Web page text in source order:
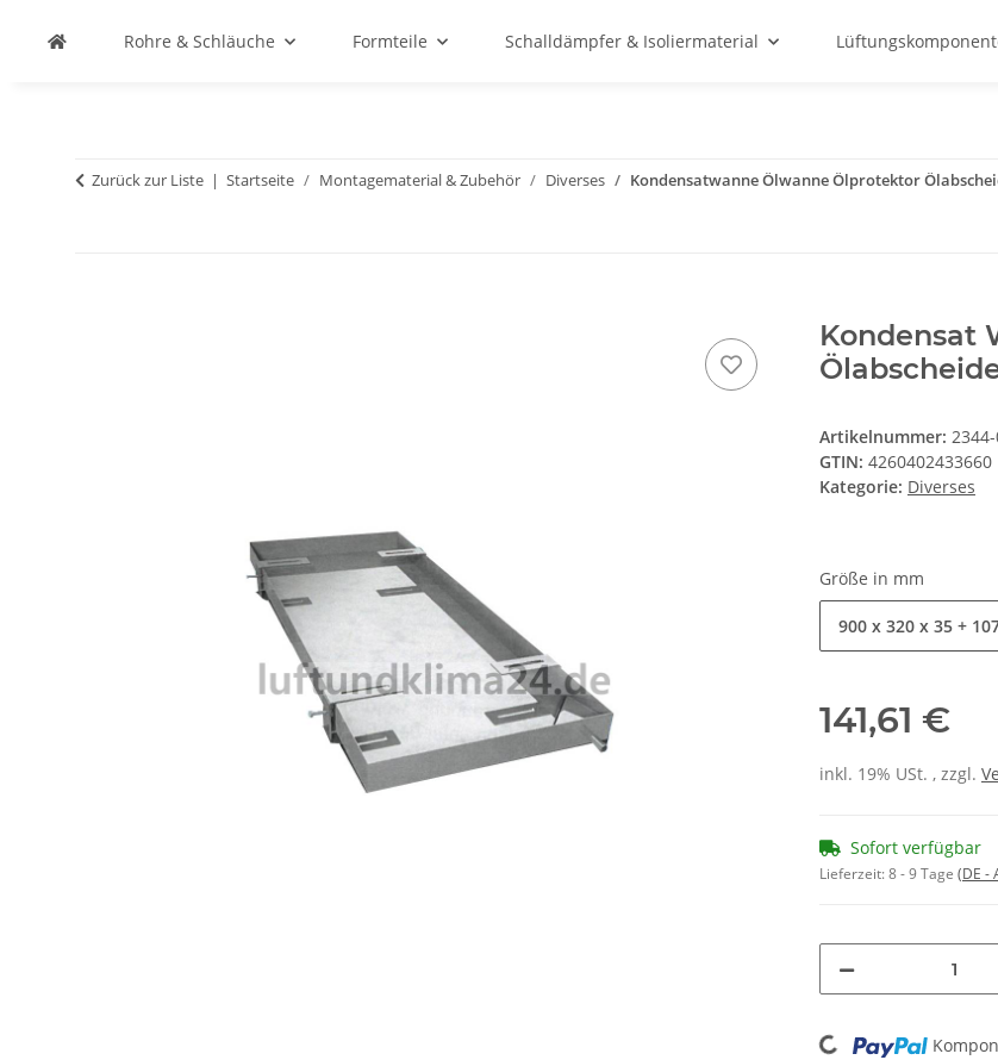
Rohre & Schläuche Formteile Schalldämpfer & Isoliermaterial
Zurück zur Liste Startseite Montagematerial & Zubehör Diverses Kondensatwanne Ölwanne Ölprotektor
Kondensat
Artikelnummer: 2344-
GTIN: 4260402433660
Kategorie: Diverses
Größe in mm
900 x 320 x 35 +
141,61 €
inkl. 19% USt. , zzgl.
Sofort verfügbar
Lieferzeit:8 - 9 Tage (DE -
Loading...